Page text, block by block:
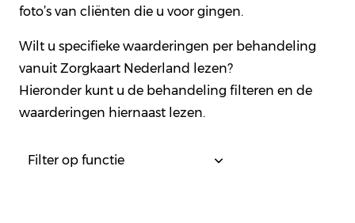
foto’s van cliënten die u voor gingen.
Wilt u specifieke waarderingen per behandeling
vanuit Zorgkaart Nederland lezen?
Hieronder kunt u de behandeling filteren en de
waarderingen hiernaast lezen.